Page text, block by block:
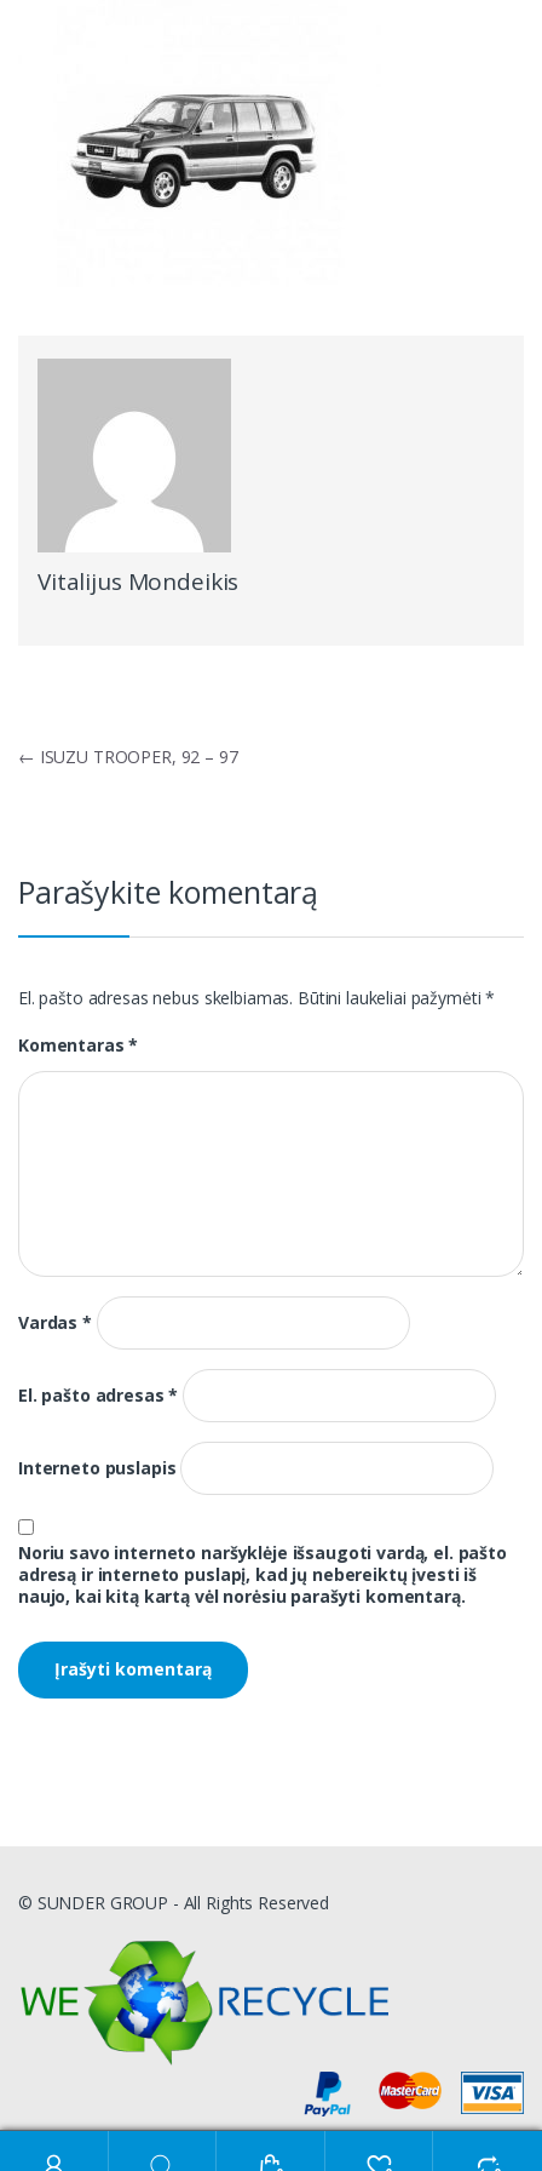
Vitalijus Mondeikis
Navigacija
← ISUZU TROOPER, 92 – 97
Parašykite komentarą
El. pašto adresas nebus skelbiamas. Būtini laukeliai pažymėti*
Komentaras*
Vardas*
El. pašto adresas*
Interneto puslapis
Noriu savo interneto naršyklėje išsaugoti vardą, el. pašto
adresą ir interneto puslapį, kad jų nebereiktų įvesti iš
naujo, kai kitą kartą vėl norėsiu parašyti komentarą.
© SUNDER GROUP - All Rights Reserved
Ieškoti: